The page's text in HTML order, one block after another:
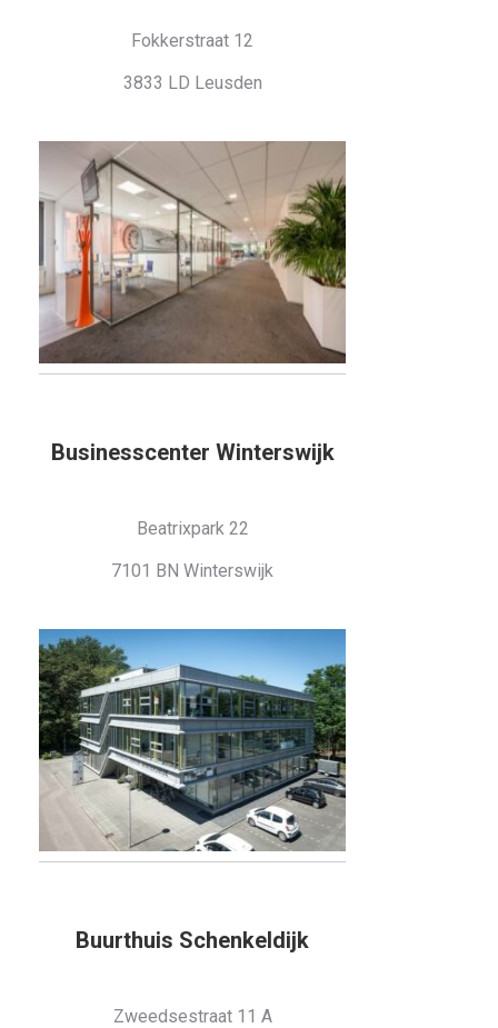
Fokkerstraat 12
3833 LD Leusden
Businesscenter Winterswijk
Beatrixpark 22
7101 BN Winterswijk
Buurthuis Schenkeldijk
Zweedsestraat 11 A